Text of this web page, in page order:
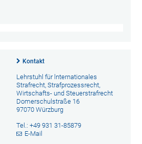
Kontakt
Lehrstuhl für lnternationales
Strafrecht, Strafprozessrecht,
Wirtschafts- und Steuerstrafrecht
Domerschulstraße 16
97070 Würzburg
Tel.: +49 931 31-85879
E-Mail